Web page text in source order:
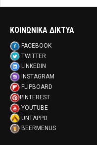
ΚΟΙΝΩΝΙΚΑ ΔΙΚΤΥΑ
FACEBOOK
TWITTER
LINKEDIN
INSTAGRAM
FLIPBOARD
PINTEREST
YOUTUBE
UNTAPPD
BEERMENUS